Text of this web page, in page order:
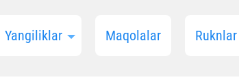
Yangiliklar Maqolalar Ruknlar